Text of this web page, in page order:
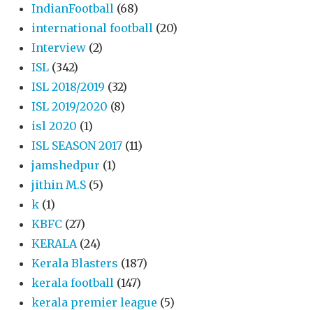
IndianFootball (68)
international football (20)
Interview (2)
ISL (342)
ISL 2018/2019 (32)
ISL 2019/2020 (8)
isl 2020 (1)
ISL SEASON 2017 (11)
jamshedpur (1)
jithin M.S (5)
k (1)
KBFC (27)
KERALA (24)
Kerala Blasters (187)
kerala football (147)
kerala premier league (5)